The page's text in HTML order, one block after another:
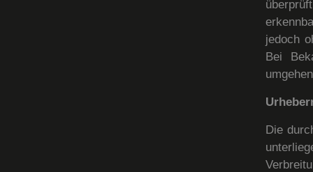
jedoch
Bei
Die